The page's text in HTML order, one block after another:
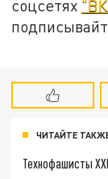
соцсетях
ЧИТАЙТЕ
Технофашисты